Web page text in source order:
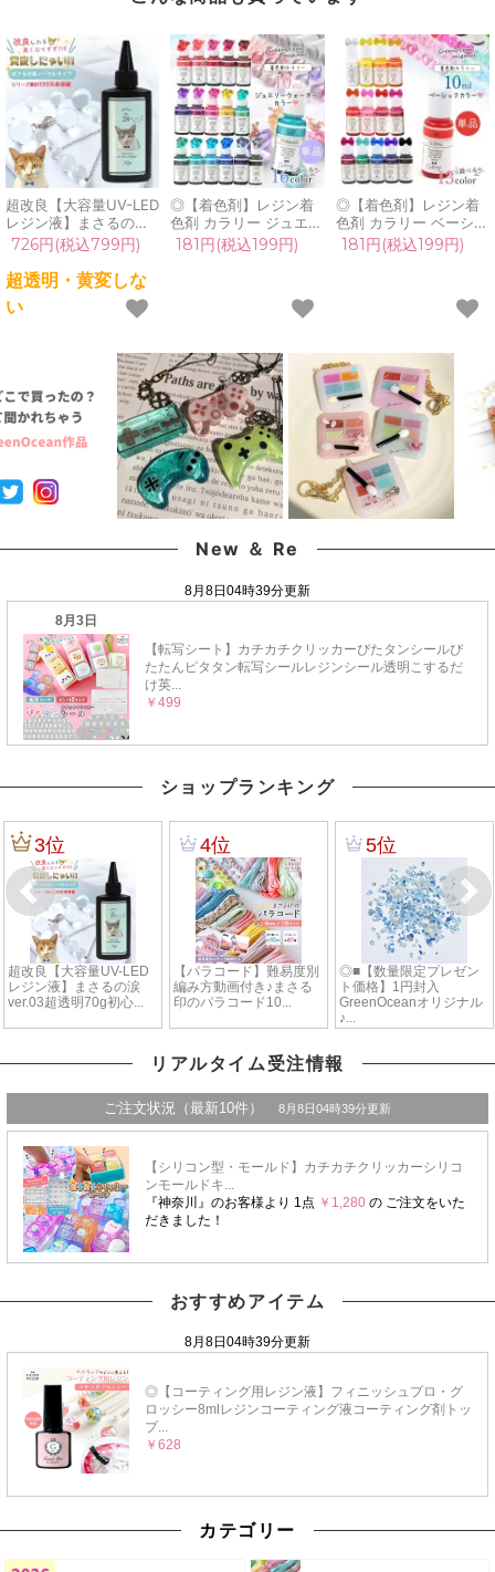
超改良【大容量UV-LED
レジン液】まさるの涙
ver.03 超透明 70g 初心
者 作家 コーティング
ハード 黄変しない 高品
質 クリア 猫 UVレジン
液 安い おすすめ
726円(税込799円)
超透明・黄変しな
い
◎【着色剤】レジン着
色剤 カラリー ジュエリ
ーウォーターカラー 単
品 レジン着色料 定番
GreenOceanオリジナ
181円(税込199円)
◎【着色剤】レジン着
色剤 カラリー ベーシッ
クカラー 単品 レジン着
色料 定番 基本色 推し
オリジナル♪《選べる
181円(税込199円)
New ＆ Re
ショップランキング
リアルタイム受注情報
おすすめアイテム
カテゴリー